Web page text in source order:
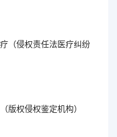
（侵权责任法医疗纠纷
版权侵权鉴定机构）